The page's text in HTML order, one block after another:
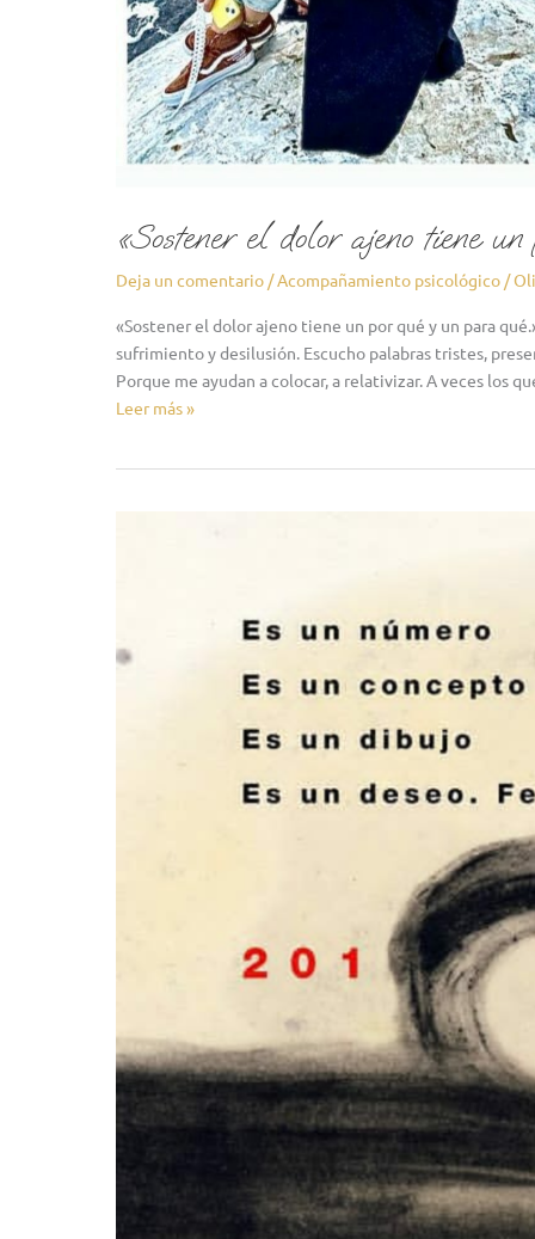
«Sostener el dolor ajeno tiene
Deja un comentario /Acompañamiento psicológico /
«Sostener el dolor ajeno tiene un por qué y un para
sufrimiento y desilusión. Escucho palabras tristes,
Porque me ayudan a colocar, a relativizar. A veces los
Leer más »